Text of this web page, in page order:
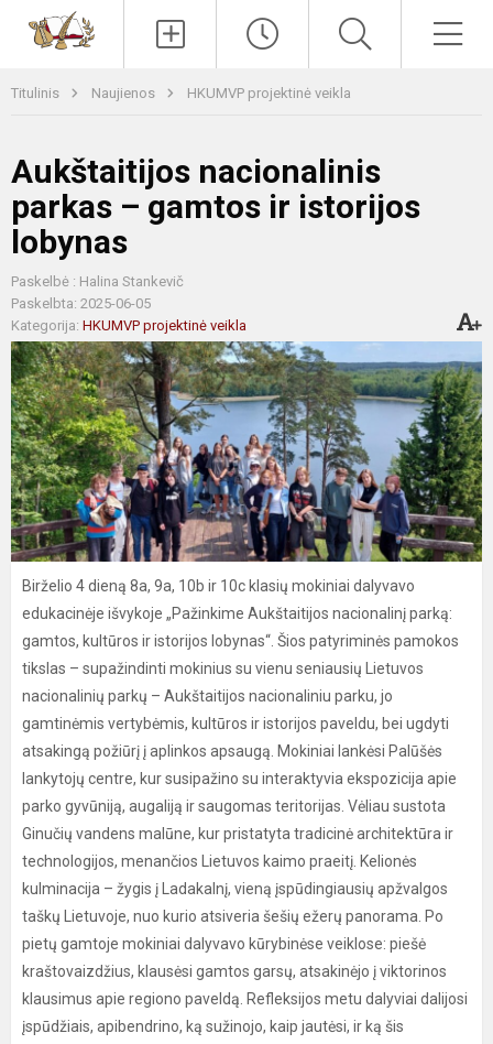
Titulinis Naujienos HKUMVP projektinė veikla
Aukštaitijos nacionalinis
parkas – gamtos ir istorijos
lobynas
Paskelbė : Halina Stankevič
Paskelbta: 2025-06-05
Kategorija: HKUMVP projektinė veikla
Birželio 4 dieną 8a, 9a, 10b ir 10c klasių mokiniai dalyvavo
edukacinėje išvykoje „Pažinkime Aukštaitijos nacionalinį parką:
gamtos, kultūros ir istorijos lobynas“. Šios patyriminės pamokos
tikslas – supažindinti mokinius su vienu seniausių Lietuvos
nacionalinių parkų – Aukštaitijos nacionaliniu parku, jo
gamtinėmis vertybėmis, kultūros ir istorijos paveldu, bei ugdyti
atsakingą požiūrį į aplinkos apsaugą. Mokiniai lankėsi Palūšės
lankytojų centre, kur susipažino su interaktyvia ekspozicija apie
parko gyvūniją, augaliją ir saugomas teritorijas. Vėliau sustota
Ginučių vandens malūne, kur pristatyta tradicinė architektūra ir
technologijos, menančios Lietuvos kaimo praeitį. Kelionės
kulminacija – žygis į Ladakalnį, vieną įspūdingiausių apžvalgos
taškų Lietuvoje, nuo kurio atsiveria šešių ežerų panorama. Po
pietų gamtoje mokiniai dalyvavo kūrybinėse veiklose: piešė
kraštovaizdžius, klausėsi gamtos garsų, atsakinėjo į viktorinos
klausimus apie regiono paveldą. Refleksijos metu dalyviai dalijosi
įspūdžiais, apibendrino, ką sužinojo, kaip jautėsi, ir ką šis